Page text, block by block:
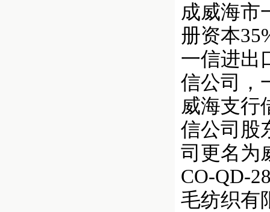
成威海市
册资本
一信进出
信公司，
威海支行
信公司股
司更名为
CO-QD-
毛纺织有